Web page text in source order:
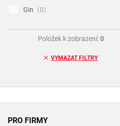
Gin
0
VYMAZAT FILTRY
Položek k zobrazení:0
PRO FIRMY